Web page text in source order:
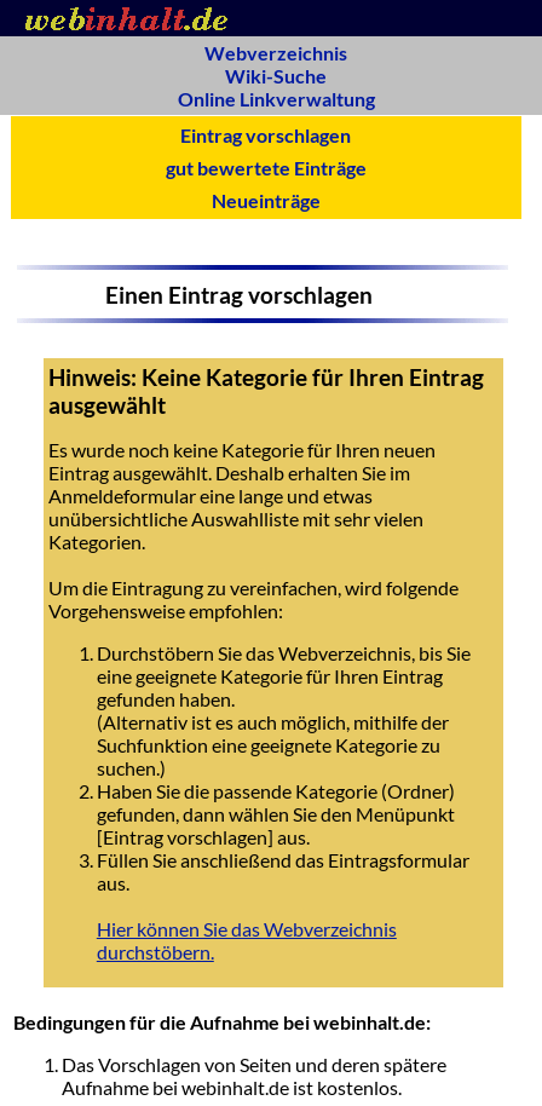
Webverzeichnis
Wiki-Suche
Online Linkverwaltung
Eintrag vorschlagen
gut bewertete Einträge
Neueinträge
Einen Eintrag vorschlagen
Hinweis: Keine Kategorie für Ihren Eintrag
ausgewählt
Es wurde noch keine Kategorie für Ihren neuen
Eintrag ausgewählt. Deshalb erhalten Sie im
Anmeldeformular eine lange und etwas
unübersichtliche Auswahlliste mit sehr vielen
Kategorien.
Um die Eintragung zu vereinfachen, wird folgende
Vorgehensweise empfohlen:
Durchstöbern Sie das Webverzeichnis, bis Sie
eine geeignete Kategorie für Ihren Eintrag
gefunden haben.
(Alternativ ist es auch möglich, mithilfe der
Suchfunktion eine geeignete Kategorie zu
suchen.)
Haben Sie die passende Kategorie (Ordner)
gefunden, dann wählen Sie den Menüpunkt
[Eintrag vorschlagen] aus.
Füllen Sie anschließend das Eintragsformular
aus.
Hier können Sie das Webverzeichnis
durchstöbern.
Bedingungen für die Aufnahme bei webinhalt.de:
Das Vorschlagen von Seiten und deren spätere
Aufnahme bei webinhalt.de ist kostenlos.